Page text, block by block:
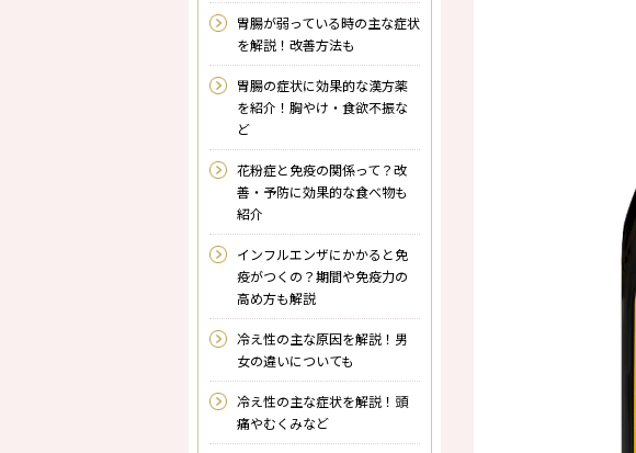
胃腸が弱っている時の主な症状
を解説！改善方法も
胃腸の症状に効果的な漢方薬
を紹介！胸やけ・食欲不振な
ど
花粉症と免疫の関係って？改
善・予防に効果的な食べ物も
紹介
インフルエンザにかかると免
疫がつくの？期間や免疫力の
高め方も解説
冷え性の主な原因を解説！男
女の違いについても
冷え性の主な症状を解説！頭
痛やむくみなど